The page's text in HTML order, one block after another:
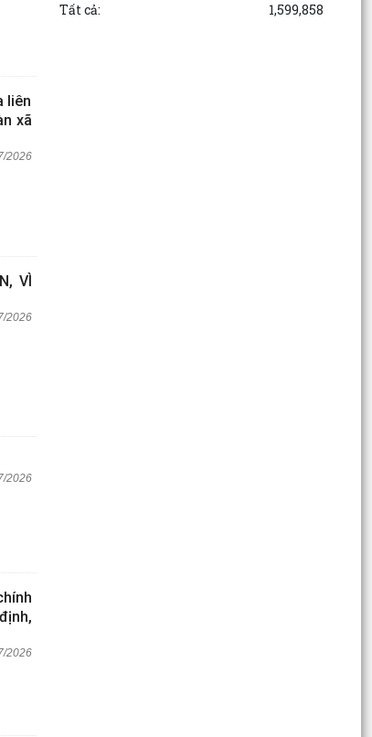
liên
xã
2026
VÌ
2026
2026
2026
Tất cả:
1,599,858